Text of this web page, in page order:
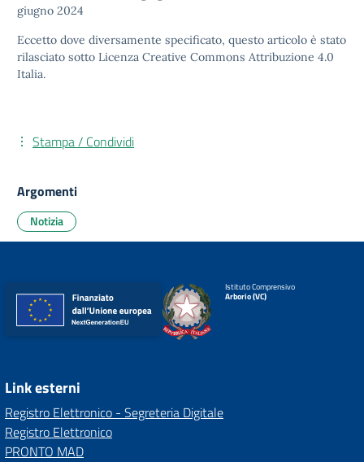
giugno 2024
Eccetto dove diversamente specificato, questo articolo è stato
rilasciato sotto Licenza Creative Commons Attribuzione 4.0
Italia.
Stampa / Condividi
Argomenti
Notizia
Istituto Comprensivo
Arborio (VC)
Link esterni
Registro Elettronico - Segreteria Digitale
Registro Elettronico
PRONTO MAD